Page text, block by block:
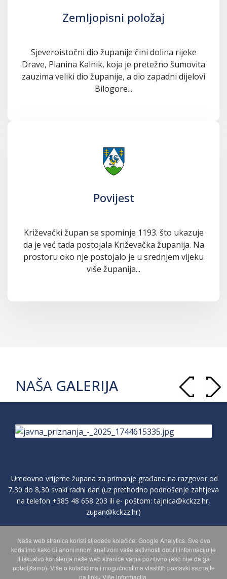
Zemljopisni položaj
Sjeveroistočni dio županije čini dolina rijeke
Drave, Planina Kalnik, koja je pretežno šumovita
zauzima veliki dio županije, a dio zapadni dijelovi
Bilogore...
Povijest
Križevački župan se spominje 1193. što ukazuje
da je već tada postojala Križevačka županija. Na
prostoru oko nje postojalo je u srednjem vijeku
više županija...
NAŠA GALERIJA
Uredovno vrijeme župana za primanje građana na razgovor od
7,30 do 8,30 svaki radni dan (uz prethodno podnošenje zahtjeva
na telefon +385 48 658 203 ili e- poštom:tajnica@kckzz.hr,
zupan@kckzz.hr)
POLITIKA ZAŠTITE PRIVATNOSTI OSOBNIH PODATAKA
MAPA WEBA
Naša web stranica koristi sljedeće kolačiće: Google Analytics. Sve ovo
koristimo kako bi anonimnom analizom vaše aktivnosti dobili informaciju je
li iskustvo korištenja naše web stranice vama pozitivno (ako nije da ga
poboljšamo). Više o kolačićima i mogućnostima vlastitih postavki saznajte
na linku Više informacija.